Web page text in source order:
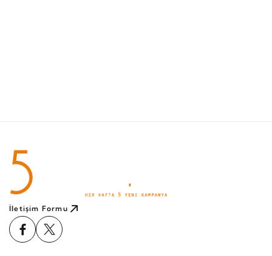
İletişim Formu